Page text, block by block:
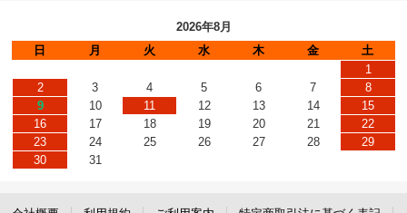
2026年8月
日
月 火 水 木 金
土
1
2
3 4 5 6 7
8
9
10 11 12 13 14
15
16
17 18 19 20 21
22
23
24 25 26 27 28
29
30
31